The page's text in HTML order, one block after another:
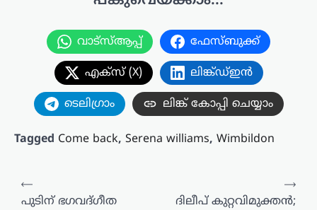
വാട്സ്ആപ്പ് ഫേസ്ബുക്ക്
എക്സ് (X) ലിങ്ക്ഡ്ഇൻ
ടെലിഗ്രാം ലിങ്ക് കോപ്പി ചെയ്യാം
Tagged Come back, Serena williams, Wimbildon
പോസ്റ്റുകളിലൂടെ
⟵
പുടിന് ഭഗവദ്ഗീത
ദിലീപ് കുറ്റവിമുക്തൻ;
⟶